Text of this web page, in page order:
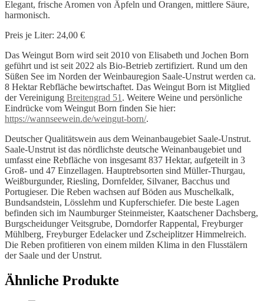
Elegant, frische Aromen von Äpfeln und Orangen, mittlere Säure,
harmonisch.
Preis je Liter: 24,00 €
Das Weingut Born wird seit 2010 von Elisabeth und Jochen Born
geführt und ist seit 2022 als Bio-Betrieb zertifiziert. Rund um den
Süßen See im Norden der Weinbauregion Saale-Unstrut werden ca.
8 Hektar Rebfläche bewirtschaftet. Das Weingut Born ist Mitglied
der Vereinigung Breitengrad 51 . Weitere Weine und persönliche
Eindrücke vom Weingut Born finden Sie hier:
https://wannseewein.de/weingut-born/.
Deutscher Qualitätswein aus dem Weinanbaugebiet Saale-Unstrut.
Saale-Unstrut ist das nördlichste deutsche Weinanbaugebiet und
umfasst eine Rebfläche von insgesamt 837 Hektar, aufgeteilt in 3
Groß- und 47 Einzellagen. Hauptrebsorten sind Müller-Thurgau,
Weißburgunder, Riesling, Dornfelder, Silvaner, Bacchus und
Portugieser. Die Reben wachsen auf Böden aus Muschelkalk,
Bundsandstein, Lösslehm und Kupferschiefer. Die beste Lagen
befinden sich im Naumburger Steinmeister, Kaatschener Dachsberg,
Burgscheidunger Veitsgrube, Dorndorfer Rappental, Freyburger
Mühlberg, Freyburger Edelacker und Zscheiplitzer Himmelreich.
Die Reben profitieren von einem milden Klima in den Flusstälern
der Saale und der Unstrut.
Ähnliche Produkte